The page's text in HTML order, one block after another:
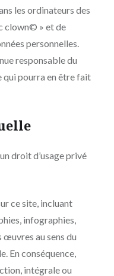
les ordinateurs des
clown© » et de
personnelles.
responsable du
qui pourra en être fait
droit d’usage privé
ce site, incluant
infographies,
au sens du
En conséquence,
intégrale ou